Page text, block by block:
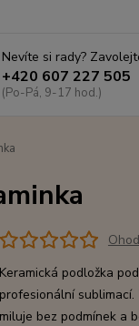
Nevíte si rady?
+420 607 227 505
(Po-Pá, 9-17 hod.)
Keramická podložka
profesionální
miluje bez podmínek a